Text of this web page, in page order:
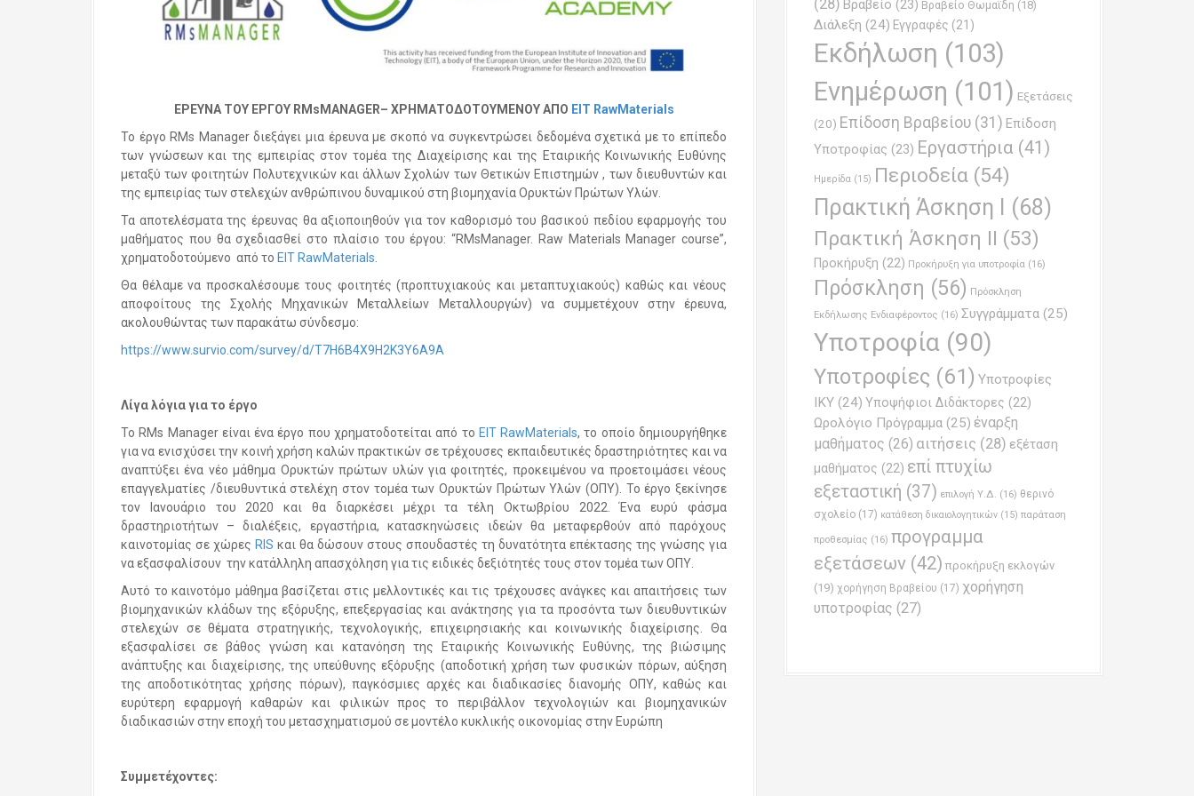
ΕΡΕΥΝΑ ΤΟΥ ΕΡΓΟΥ RMsMANAGER– ΧΡΗΜΑΤΟΔΟΤΟΥΜΕΝΟΥ ΑΠΟ EIT RawMaterials
Το έργο RMs Manager διεξάγει μια έρευνα με σκοπό να συγκεντρώσει δεδομένα σχετικά με το επίπεδο
των γνώσεων και της εμπειρίας στον τομέα της Διαχείρισης και της Εταιρικής Κοινωνικής Ευθύνης
μεταξύ των φοιτητών Πολυτεχνικών και άλλων Σχολών των Θετικών Επιστημών , των διευθυντών και
της εμπειρίας των στελεχών ανθρώπινου δυναμικού στη βιομηχανία Ορυκτών Πρώτων Υλών.
Τα αποτελέσματα της έρευνας θα αξιοποιηθούν για τον καθορισμό του βασικού πεδίου εφαρμογής του
μαθήματος που θα σχεδιασθεί στο πλαίσιο του έργου: “RMsManager. Raw Materials Manager course”,
χρηματοδοτούμενο από το EIT RawMaterials
Θα θέλαμε να προσκαλέσουμε τους φοιτητές (προπτυχιακούς και μεταπτυχιακούς) καθώς και νέους
αποφοίτους της Σχολής Μηχανικών Μεταλλείων Μεταλλουργών) να συμμετέχουν στην έρευνα,
ακολουθώντας των παρακάτω σύνδεσμο:
https://www.survio.com/survey/d/T7H6B4X9H2K3Y6A9A
Λίγα λόγια για το έργο
Το RMs Manager είναι ένα έργο που χρηματοδοτείται από το EIT RawMaterials, το οποίο δημιουργήθηκε
για να ενισχύσει την κοινή χρήση καλών πρακτικών σε τρέχουσες εκπαιδευτικές δραστηριότητες και να
αναπτύξει ένα νέο μάθημα Ορυκτών πρώτων υλών για φοιτητές, προκειμένου να προετοιμάσει νέους
επαγγελματίες /διευθυντικά στελέχη στον τομέα των Ορυκτών Πρώτων Υλών (ΟΠΥ). Το έργο ξεκίνησε
τον Ιανουάριο του 2020 και θα διαρκέσει μέχρι τα τέλη Οκτωβρίου 2022. Ένα ευρύ φάσμα
δραστηριοτήτων – διαλέξεις, εργαστήρια, κατασκηνώσεις ιδεών θα μεταφερθούν από παρόχους
καινοτομίας σε χώρες RIS και θα δώσουν στους σπουδαστές τη δυνατότητα επέκτασης της γνώσης για
να εξασφαλίσουν την κατάλληλη απασχόληση για τις ειδικές δεξιότητές τους στον τομέα των ΟΠΥ.
Αυτό το καινοτόμο μάθημα βασίζεται στις μελλοντικές και τις τρέχουσες ανάγκες και απαιτήσεις των
βιομηχανικών κλάδων της εξόρυξης, επεξεργασίας και ανάκτησης για τα προσόντα των διευθυντικών
στελεχών σε θέματα στρατηγικής, τεχνολογικής, επιχειρησιακής και κοινωνικής διαχείρισης. Θα
εξασφαλίσει σε βάθος γνώση και κατανόηση της Εταιρικής Κοινωνικής Ευθύνης, της βιώσιμης
ανάπτυξης και διαχείρισης, της υπεύθυνης εξόρυξης (αποδοτική χρήση των φυσικών πόρων, αύξηση
της αποδοτικότητας χρήσης πόρων), παγκόσμιες αρχές και διαδικασίες διανομής ΟΠΥ, καθώς και
ευρύτερη εφαρμογή καθαρών και φιλικών προς το περιβάλλον τεχνολογιών και βιομηχανικών
διαδικασιών στην εποχή του μετασχηματισμού σε μοντέλο κυκλικής οικονομίας στην Ευρώπη
Συμμετέχοντες:
(28) Βραβείο (23) Βραβείο Θωμαϊδη (18)
Διάλεξη (24) Εγγραφές (21)
Εκδήλωση (103)
Ενημέρωση (101) Εξετάσεις
(20) Επίδοση Βραβείου (31) Επίδοση
Υποτροφίας (23) Εργαστήρια (41)
Ημερίδα (15) Περιοδεία (54)
Πρακτική Άσκηση Ι (68)
Πρακτική Άσκηση ΙΙ (53)
Προκήρυξη (22) Προκήρυξη για υποτροφία (16)
Πρόσκληση (56) Πρόσκληση
Εκδήλωσης Ενδιαφέροντος (16) Συγγράμματα (25)
Υποτροφία (90)
Υποτροφίες (61) Υποτροφίες
ΙΚΥ (24) Υποψήφιοι Διδάκτορες (22)
Ωρολόγιο Πρόγραμμα (25) έναρξη
μαθήματος (26) αιτήσεις (28) εξέταση
μαθήματος (22) επί πτυχίω
εξεταστική (37) επιλογή Υ.Δ. (16) θερινό
σχολείο (17) κατάθεση δικαιολογητικών (15) παράταση
προθεσμίας (16) προγραμμα
εξετάσεων (42) προκήρυξη εκλογών
(19) χορήγηση Βραβείου (17) χορήγηση
υποτροφίας (27)